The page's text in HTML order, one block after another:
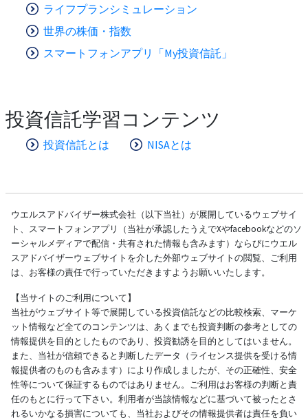
ライフプランシミュレーション
世界の株価・指数
スマートフォンアプリ「My投資信託」
投資信託学習コンテンツ
投資信託とは NISAとは
ウエルスアドバイザー株式会社（以下当社）が展開しているウェブサイ
ト、スマートフォンアプリ（当社が承認したうえでXやfacebookなどのソ
ーシャルメディアで配信・共有された情報も含みます）ならびにウエル
スアドバイザーウェブサイトを介した外部ウェブサイトの閲覧、ご利用
は、お客様の責任で行っていただきますようお願いいたします。
【当サイトのご利用について】
当社がウェブサイト等で展開している投資信託などの比較検索、マーケ
ット情報など全てのコンテンツは、あくまでも投資判断の参考としての
情報提供を目的としたものであり、投資勧誘を目的としてはいません。
また、当社が信頼できると判断したデータ（ライセンス提供を受ける情
報提供者のものも含みます）により作成しましたが、その正確性、安全
性等について保証するものではありません。ご利用はお客様の判断と責
任のもとに行って下さい。利用者が当該情報などに基づいて被ったとさ
れるいかなる損害についても、当社およびその情報提供者は責任を負い